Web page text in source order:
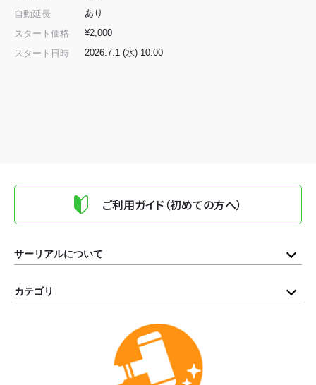
自動延長
あり
スタート価格
¥2,000
スタート日時
2026.7.1 (水) 10:00
ご利用ガイド（初めての方へ）
サーリアルについて
カテゴリ